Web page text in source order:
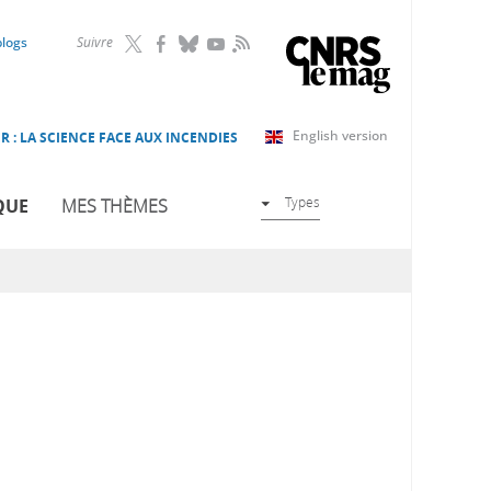
Suivre RSS
English version
: LA SCIENCE FACE AUX INCENDIES
MES THÈMES Types